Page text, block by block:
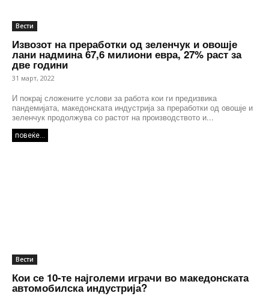
Вести
Извозот на преработки од зеленчук и овошје
лани надмина 67,6 милиони евра, 27% раст за
две години
31 март, 2022
И покрај сложените услови за работа кои ги предизвика
пандемијата, македонската индустрија за преработки од овошје и
зеленчук продолжува со растот на производството и...
повеќе...
Вести
Кои се 10-те најголеми играчи во македонската
автомобилска индустрија?